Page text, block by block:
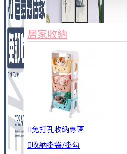
3C周邊
居家安全
居家清潔
查看更多
餐飲廚具
家俱&收納
居家收納
免打孔收納專區
收納掛袋/掛勾